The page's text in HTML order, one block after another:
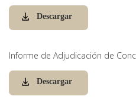
Descargar
Informe de Adjudicación de
Descargar